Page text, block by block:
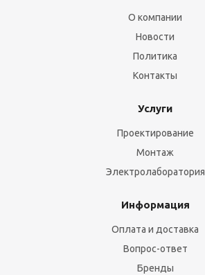
О компании
Новости
Политика
Контакты
Услуги
Проектирование
Монтаж
Электролаборатория
Информация
Оплата и доставка
Вопрос-ответ
Бренды